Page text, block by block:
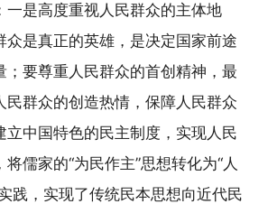
一是高度重视人民群众的主体地
众是真正的英雄，是决定国家前途
；要尊重人民群众的首创精神，最
民群众的创造热情，保障人民群众
立中国特色的民主制度，实现人民
儒家的“为民作主”思想转化为“人
践，实现了传统民本思想向近代民